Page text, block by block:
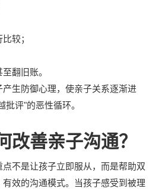
较；
翻旧账。
生防御心理，使亲子关系逐渐进
批评"的恶性循环。
改善亲子沟通？
不是让孩子立即服从，而是帮助双
效的沟通模式。当孩子感受到被理